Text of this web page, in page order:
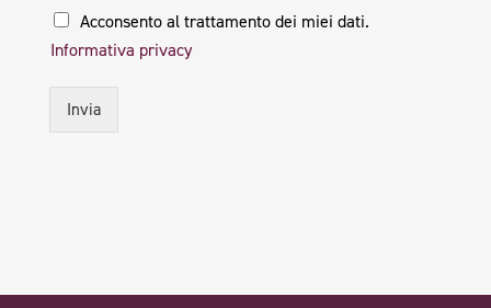
P
r
i
v
c
Acconsento al trattamento dei miei dati.
Informativa privacy
Invia